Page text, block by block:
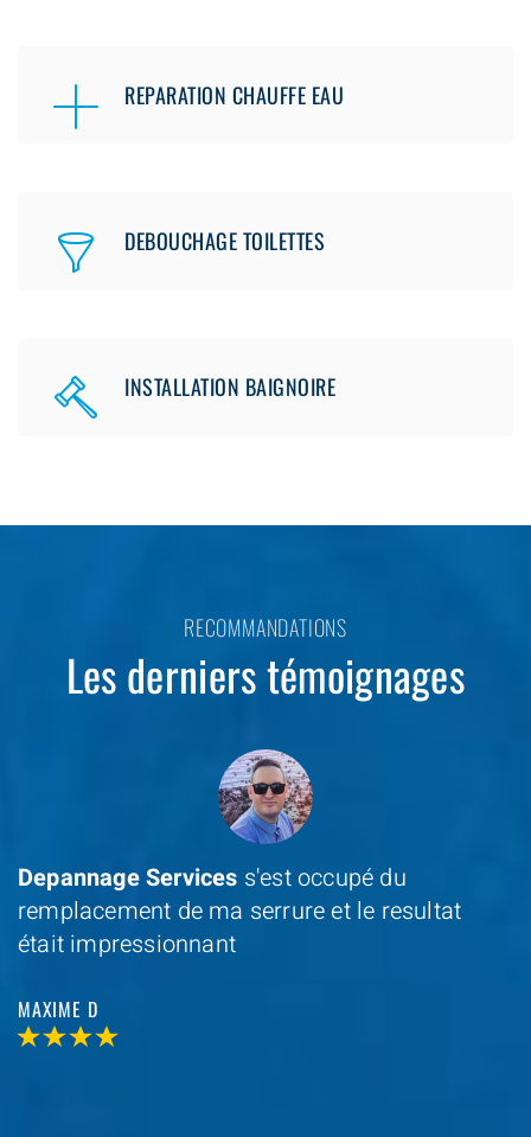
REPARATION CHAUFFE EAU
DEBOUCHAGE TOILETTES
INSTALLATION BAIGNOIRE
RECOMMANDATIONS
Les derniers témoignages
Depannage Services s'est occupé du
remplacement de ma serrure et le resultat
était impressionnant
MAXIME D